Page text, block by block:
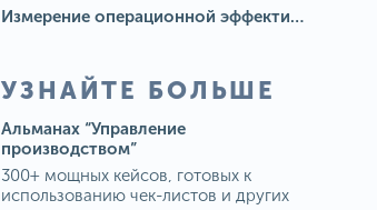
Измерение операционной эффективности: ключевые показатели для непрерывного совершенствования
УЗНАЙТЕ БОЛЬШЕ
Альманах “Управление
производством”
300+ мощных кейсов, готовых к
использованию чек-листов и других